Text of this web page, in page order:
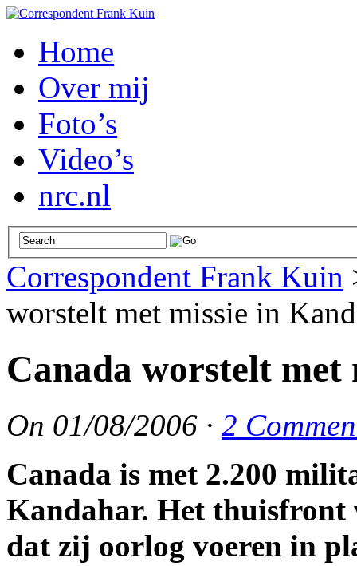
Home
Over mij
Foto’s
Video’s
nrc.nl
Correspondent Frank Kuin
worstelt met missie in
Canada worstelt
On 01/08/2006 · 2
Canada is met 2.200
Kandahar. Het thuisfront
dat zij oorlog voeren in